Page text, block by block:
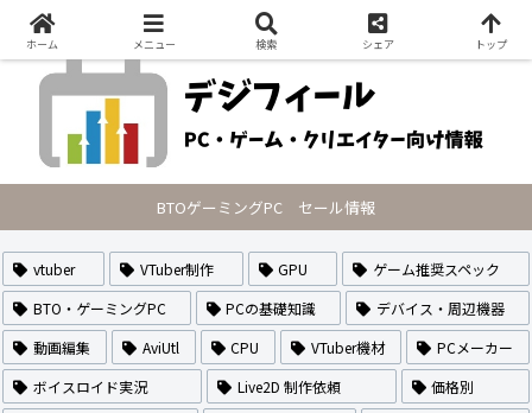
PCの最新セール情報・VTuberのなり方や作り方・配信方法を紹介
BTOゲーミングPC セール情報
vtuber VTuber制作 GPU
ゲーム推奨スペック
BTO・ゲーミングPC
PCの基礎知識
デバイス・周辺機器
動画編集
AviUtl CPU VTuber機材
PCメーカー
ボイスロイド実況
Live2D 制作依頼
価格別
ホーム メニュー 検索 シェア トップ